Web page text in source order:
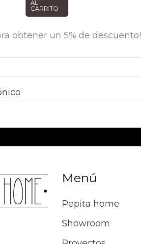
AL
CARRITO
obtener un 5% de descuento!
Menú
Pepita home
Showroom